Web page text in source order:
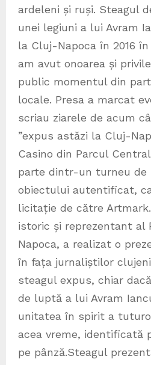
ardeleni și ruși. Steagul
unei legiuni a lui Avram
la Cluj-Napoca în 2016
am avut onoarea și
public momentul din
locale. Presa a marcat
scriau ziarele de acum
”expus astăzi la Cluj-
Casino din Parcul
parte dintr-un turneu de
obiectului autentificat,
licitație de către
istoric și reprezentant al
Napoca, a realizat o
în fața jurnaliștilor
steagul expus, chiar
de luptă a lui Avram
unitatea în spirit a
acea vreme, identificată
pe pânză.Steagul